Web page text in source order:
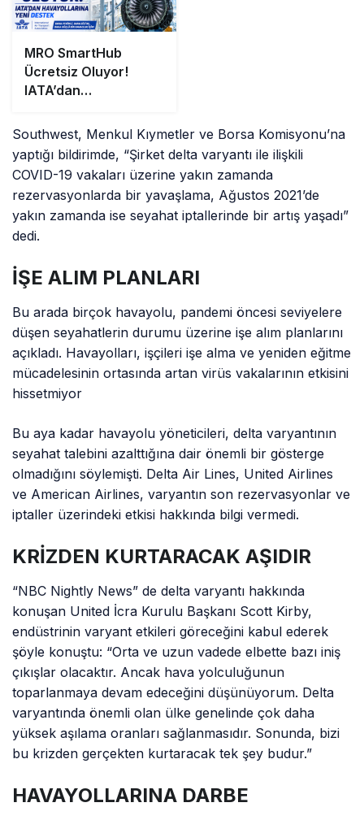
MRO SmartHub
Ücretsiz Oluyor!
IATA’dan
Destek
Southwest, Menkul Kıymetler ve Borsa Komisyonu’na
yaptığı bildirimde, “Şirket delta varyantı ile ilişkili
COVID-19 vakaları üzerine yakın zamanda
rezervasyonlarda bir yavaşlama, Ağustos 2021’de
yakın zamanda ise seyahat iptallerinde bir artış yaşadı”
dedi.
İŞE ALIM PLANLARI
Bu arada birçok havayolu, pandemi öncesi seviyelere
düşen seyahatlerin durumu üzerine işe alım planlarını
açıkladı. Havayolları, işçileri işe alma ve yeniden eğitme
mücadelesinin ortasında artan virüs vakalarının etkisini
hissetmiyor
Bu aya kadar havayolu yöneticileri, delta varyantının
seyahat talebini azalttığına dair önemli bir gösterge
olmadığını söylemişti. Delta Air Lines, United Airlines
ve American Airlines, varyantın son rezervasyonlar ve
iptaller üzerindeki etkisi hakkında bilgi vermedi.
KRİZDEN KURTARACAK AŞIDIR
“NBC Nightly News” de delta varyantı hakkında
konuşan United İcra Kurulu Başkanı Scott Kirby,
endüstrinin varyant etkileri göreceğini kabul ederek
şöyle konuştu: “Orta ve uzun vadede elbette bazı iniş
çıkışlar olacaktır. Ancak hava yolculuğunun
toparlanmaya devam edeceğini düşünüyorum. Delta
varyantında önemli olan ülke genelinde çok daha
yüksek aşılama oranları sağlanmasıdır. Sonunda, bizi
bu krizden gerçekten kurtaracak tek şey budur.”
HAVAYOLLARINA DARBE